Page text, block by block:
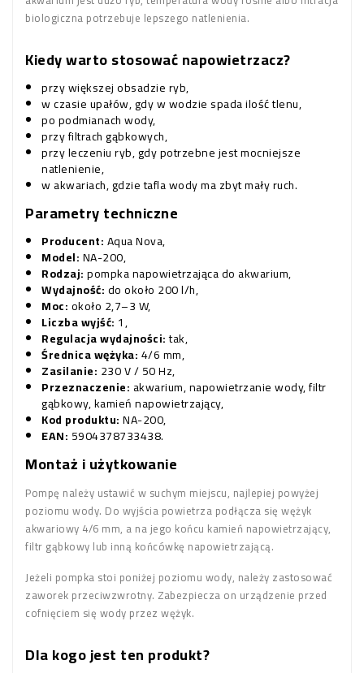
biologiczna potrzebuje lepszego natlenienia.
Kiedy warto stosować napowietrzacz?
przy większej obsadzie ryb,
w czasie upałów, gdy w wodzie spada ilość tlenu,
po podmianach wody,
przy filtrach gąbkowych,
przy leczeniu ryb, gdy potrzebne jest mocniejsze
natlenienie,
w akwariach, gdzie tafla wody ma zbyt mały ruch.
Parametry techniczne
Producent:Aqua Nova,
Model:NA-200,
Rodzaj:pompka napowietrzająca do akwarium,
Wydajność:do około 200 l/h,
Moc:około 2,7–3 W,
Liczba wyjść: 1,
Regulacja wydajności:tak,
Średnica wężyka:4/6 mm,
Zasilanie: 230 V / 50 Hz,
Przeznaczenie: akwarium, napowietrzanie wody, filtr
gąbkowy, kamień napowietrzający,
Kod produktu:NA-200,
EAN: 5904378733438.
Montaż i użytkowanie
Pompę należy ustawić w suchym miejscu, najlepiej powyżej
poziomu wody. Do wyjścia powietrza podłącza się wężyk
akwariowy 4/6 mm, a na jego końcu kamień napowietrzający,
filtr gąbkowy lub inną końcówkę napowietrzającą.
Jeżeli pompka stoi poniżej poziomu wody, należy zastosować
zaworek przeciwzwrotny. Zabezpiecza on urządzenie przed
cofnięciem się wody przez wężyk.
Dla kogo jest ten produkt?